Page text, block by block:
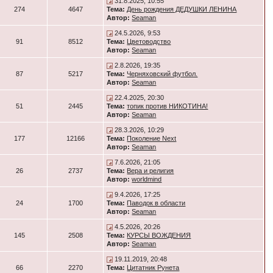
274 4647
Тема: День рождения ДЕДУШКИ ЛЕНИНА
Автор: Seaman
91 8512
24.5.2026, 9:53
Тема: Цветоводство
Автор: Seaman
87 5217
2.8.2026, 19:35
Тема: Черняховский футбол.
Автор: Seaman
51 2445
22.4.2025, 20:30
Тема: топик против НИКОТИНА!
Автор: Seaman
177 12166
28.3.2026, 10:29
Тема: Поколение Next
Автор: Seaman
26 2737
7.6.2026, 21:05
Тема: Вера и религия
Автор: worldmind
24 1700
9.4.2026, 17:25
Тема: Паводок в области
Автор: Seaman
145 2508
4.5.2026, 20:26
Тема: КУРСЫ ВОЖДЕНИЯ
Автор: Seaman
66 2270
19.11.2019, 20:48
Тема: Цитатник Рунета